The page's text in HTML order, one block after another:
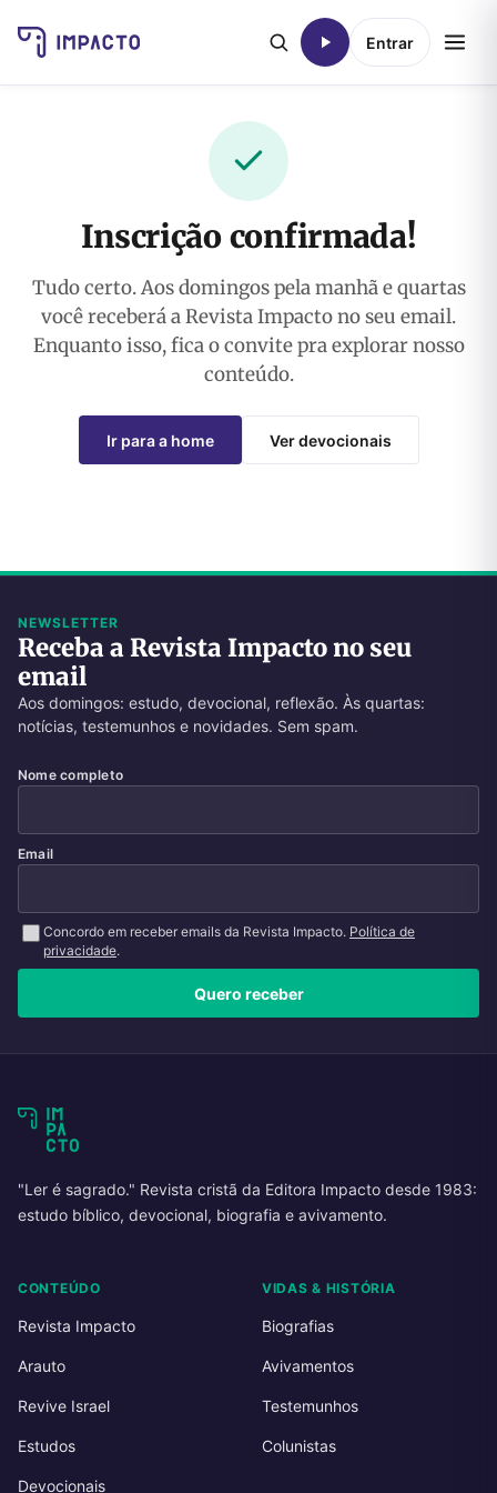
Entrar
Inscrição confirmada!
Tudo certo. Aos domingos pela manhã e quartas
você receberá a Revista Impacto no seu email.
Enquanto isso, fica o convite pra explorar nosso
conteúdo.
Ir para a home Ver devocionais
NEWSLETTER
Receba a Revista Impacto no seu
email
Aos domingos: estudo, devocional, reflexão. Às quartas:
notícias, testemunhos e novidades. Sem spam.
Nome completo
Email
Concordo em receber emails da Revista Impacto. Política de
privacidade.
Quero receber
"Ler é sagrado." Revista cristã da Editora Impacto desde 1983:
estudo bíblico, devocional, biografia e avivamento.
CONTEÚDO
Revista Impacto
Arauto
Revive Israel
Estudos
Devocionais
VIDAS & HISTÓRIA
Biografias
Avivamentos
Testemunhos
Colunistas